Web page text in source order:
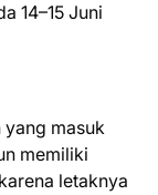
14–15 Juni
yang masuk
memiliki
letaknya